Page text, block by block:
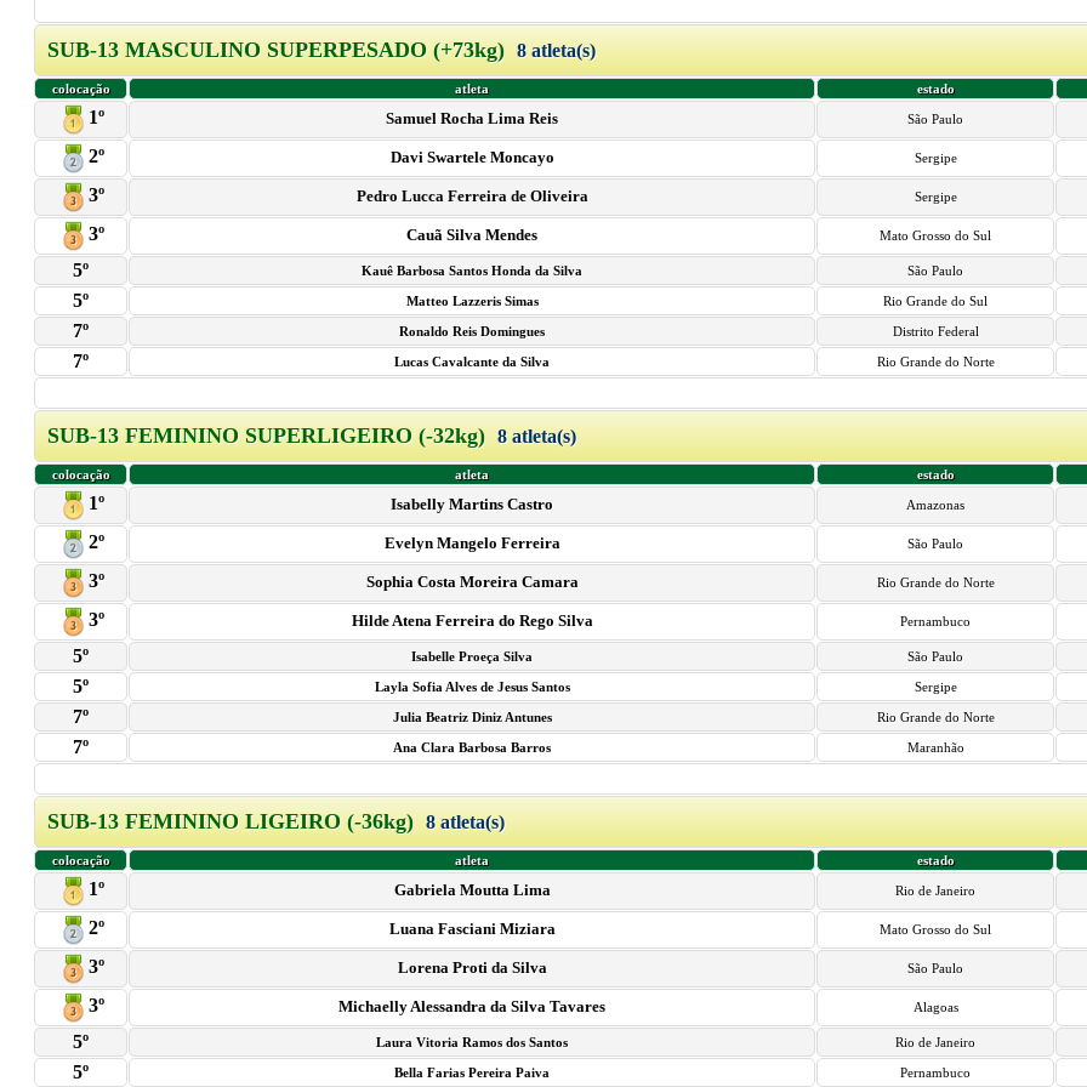
SUB-13 MASCULINO SUPERPESADO (+73kg)8 atleta(s)
colocação atleta estado
1º Samuel Rocha Lima Reis São Paulo
2º Davi Swartele Moncayo Sergipe
3º Pedro Lucca Ferreira de Oliveira Sergipe
3º Cauã Silva Mendes Mato Grosso do Sul
5º Kauê Barbosa Santos Honda da Silva São Paulo
5º Matteo Lazzeris Simas Rio Grande do Sul
7º Ronaldo Reis Domingues Distrito Federal
7º Lucas Cavalcante da Silva Rio Grande do Norte
SUB-13 FEMININO SUPERLIGEIRO (-32kg)8 atleta(s)
colocação atleta estado
1º Isabelly Martins Castro Amazonas
2º Evelyn Mangelo Ferreira São Paulo
3º Sophia Costa Moreira Camara Rio Grande do Norte
3º Hilde Atena Ferreira do Rego Silva Pernambuco
5º Isabelle Proeça Silva São Paulo
5º Layla Sofia Alves de Jesus Santos Sergipe
7º Julia Beatriz Diniz Antunes Rio Grande do Norte
7º Ana Clara Barbosa Barros Maranhão
SUB-13 FEMININO LIGEIRO (-36kg)8 atleta(s)
colocação atleta estado
1º Gabriela Moutta Lima Rio de Janeiro
2º Luana Fasciani Miziara Mato Grosso do Sul
3º Lorena Proti da Silva São Paulo
3º Michaelly Alessandra da Silva Tavares Alagoas
5º Laura Vitoria Ramos dos Santos Rio de Janeiro
5º Bella Farias Pereira Paiva Pernambuco